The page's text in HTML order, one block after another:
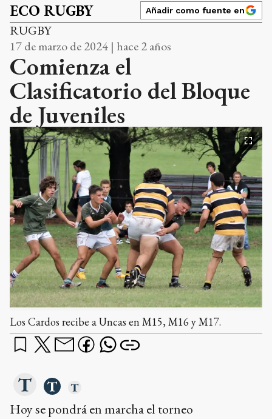
ECO RUGBY Añadir como fuente en
RUGBY
17 de marzo de 2024 | hace 2 años
Comienza el
Clasificatorio del Bloque
de Juveniles
Los Cardos recibe a Uncas en M15, M16 y M17.
Hoy se pondrá en marcha el torneo